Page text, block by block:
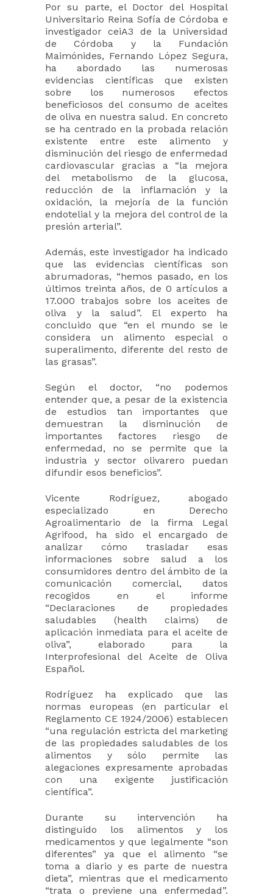
Por su parte, el Doctor del Hospital
Universitario Reina Sofía de Córdoba e
investigador ceiA3 de la Universidad
de Córdoba y la Fundación
Maimónides, Fernando López Segura,
ha abordado las numerosas
evidencias científicas que existen
sobre los numerosos efectos
beneficiosos del consumo de aceites
de oliva en nuestra salud. En concreto
se ha centrado en la probada relación
existente entre este alimento y
disminución del riesgo de enfermedad
cardiovascular gracias a “la mejora
del metabolismo de la glucosa,
reducción de la inflamación y la
oxidación, la mejoría de la función
endotelial y la mejora del control de la
presión arterial”.
Además, este investigador ha indicado
que las evidencias científicas son
abrumadoras, “hemos pasado, en los
últimos treinta años, de 0 artículos a
17.000 trabajos sobre los aceites de
oliva y la salud”. El experto ha
concluido que “en el mundo se le
considera un alimento especial o
superalimento, diferente del resto de
las grasas”.
Según el doctor, “no podemos
entender que, a pesar de la existencia
de estudios tan importantes que
demuestran la disminución de
importantes factores riesgo de
enfermedad, no se permite que la
industria y sector olivarero puedan
difundir esos beneficios”.
Vicente Rodríguez, abogado
especializado en Derecho
Agroalimentario de la firma Legal
Agrifood, ha sido el encargado de
analizar cómo trasladar esas
informaciones sobre salud a los
consumidores dentro del ámbito de la
comunicación comercial, datos
recogidos en el informe
“Declaraciones de propiedades
saludables (health claims) de
aplicación inmediata para el aceite de
oliva”, elaborado para la
Interprofesional del Aceite de Oliva
Español.
Rodríguez ha explicado que las
normas europeas (en particular el
Reglamento CE 1924/2006) establecen
“una regulación estricta del marketing
de las propiedades saludables de los
alimentos y sólo permite las
alegaciones expresamente aprobadas
con una exigente justificación
científica”.
Durante su intervención ha
distinguido los alimentos y los
medicamentos y que legalmente “son
diferentes” ya que el alimento “se
toma a diario y es parte de nuestra
dieta”, mientras que el medicamento
“trata o previene una enfermedad”.